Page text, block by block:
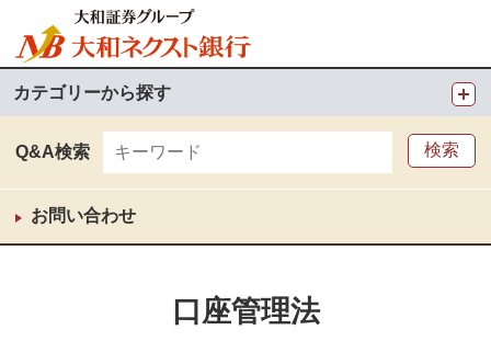
カテゴリーから探す
Q&A検索
お問い合わせ
口座管理法